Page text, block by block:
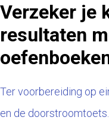
Verzeker je
resultaten
Ter voorbereiding op
en de doorstroomtoets.